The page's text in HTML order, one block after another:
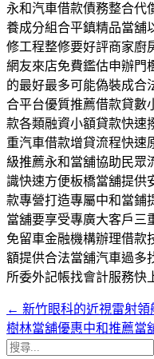
永和汽車借款債務整合代
養成分組合平鎮精品當舖
修工程整修要好評商家廚
網友來店免費鑑估申辦門
的最好最多可能偽裝成合
合平台優質推薦借款貸數
款各類融資小額貸款快速
重汽車借款增貸流程快速
級推薦永和當舖協助民眾
識快速方便板橋當舖提供
款專營打造專屬中和當鋪
當舖要享受專廣大客戶三
免留車金融機構辦理借款
額提供合法當舖汽車過多
所委外記帳找會計服務快
文
章
← 新竹眼科的近視雷射領
樹林當舖優惠中和推薦當
搜